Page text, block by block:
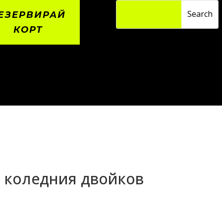
КОРТ
двойков